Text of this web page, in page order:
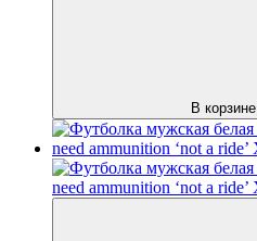
В корзине